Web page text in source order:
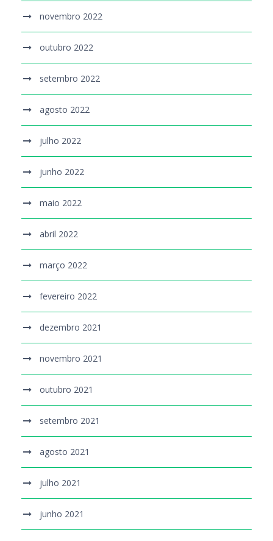
novembro 2022
outubro 2022
setembro 2022
agosto 2022
julho 2022
junho 2022
maio 2022
abril 2022
março 2022
fevereiro 2022
dezembro 2021
novembro 2021
outubro 2021
setembro 2021
agosto 2021
julho 2021
junho 2021